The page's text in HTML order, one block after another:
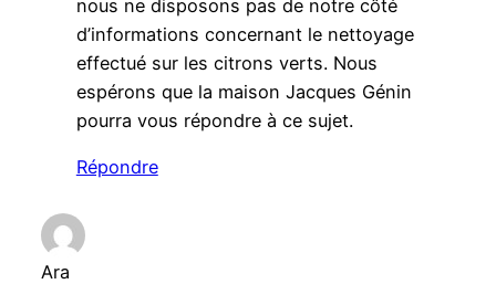
nous ne disposons pas de notre côté
d’informations concernant le nettoyage
effectué sur les citrons verts. Nous
espérons que la maison Jacques Génin
pourra vous répondre à ce sujet.
Répondre
Ara